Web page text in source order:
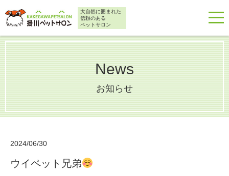
大自然に囲まれた
信頼のある
ペットサロン
News
お知らせ
2024/06/30
ウイペット兄弟